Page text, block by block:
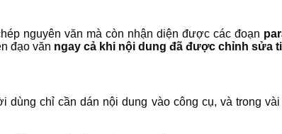
nguyên văn mà còn nhận diện được các đoạn
đạo văn ngay cả khi nội dung đã được chỉnh sửa
chỉ cần dán nội dung vào công cụ, và trong